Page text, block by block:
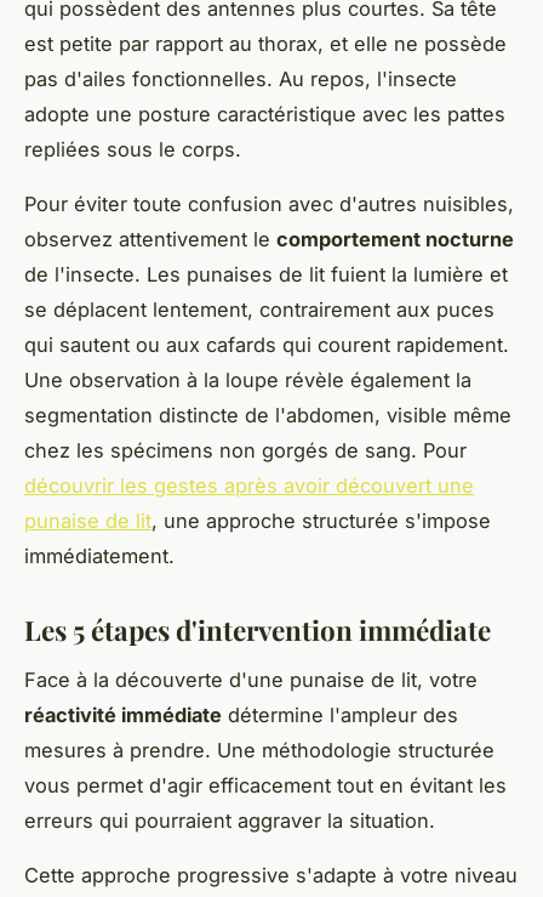
qui possèdent des antennes plus courtes. Sa tête
est petite par rapport au thorax, et elle ne possède
pas d'ailes fonctionnelles. Au repos, l'insecte
adopte une posture caractéristique avec les pattes
repliées sous le corps.
Pour éviter toute confusion avec d'autres nuisibles,
observez attentivement le comportement nocturne
de l'insecte. Les punaises de lit fuient la lumière et
se déplacent lentement, contrairement aux puces
qui sautent ou aux cafards qui courent rapidement.
Une observation à la loupe révèle également la
segmentation distincte de l'abdomen, visible même
chez les spécimens non gorgés de sang. Pour
découvrir les gestes après avoir découvert une
punaise de lit, une approche structurée s'impose
immédiatement.
Les 5 étapes d'intervention immédiate
Face à la découverte d'une punaise de lit, votre
réactivité immédiate détermine l'ampleur des
mesures à prendre. Une méthodologie structurée
vous permet d'agir efficacement tout en évitant les
erreurs qui pourraient aggraver la situation.
Cette approche progressive s'adapte à votre niveau